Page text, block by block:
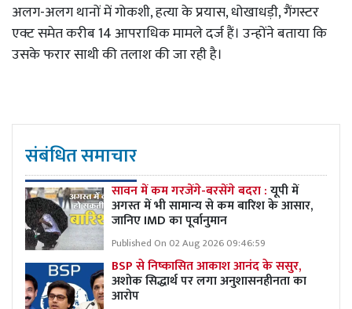
अलग-अलग थानों में गोकशी, हत्या के प्रयास, धोखाधड़ी, गैंगस्टर
एक्ट समेत करीब 14 आपराधिक मामले दर्ज हैं। उन्होंने बताया कि
उसके फरार साथी की तलाश की जा रही है।
संबंधित समाचार
सावन में कम गरजेंगे-बरसेंगे बदरा :यूपी में
अगस्त में भी सामान्य से कम बारिश के आसार,
जानिए IMD का पूर्वानुमान
Published On 02 Aug 2026 09:46:59
BSP से निष्कासित आकाश आनंद के ससुर,
अशोक सिद्धार्थ पर लगा अनुशासनहीनता का
आरोप